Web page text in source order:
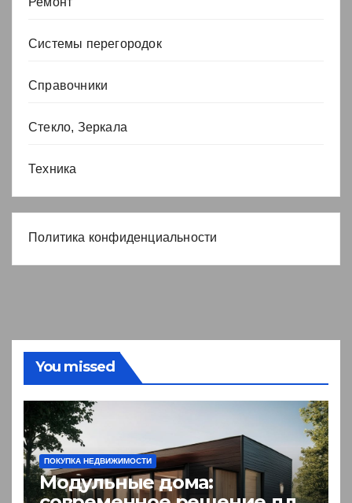
Системы перегородок
Справочники
Стекло, Зеркала
Техника
Политика конфиденциальности
You missed
ПОКУПКА НЕДВИЖИМОСТИ
Модульные дома: